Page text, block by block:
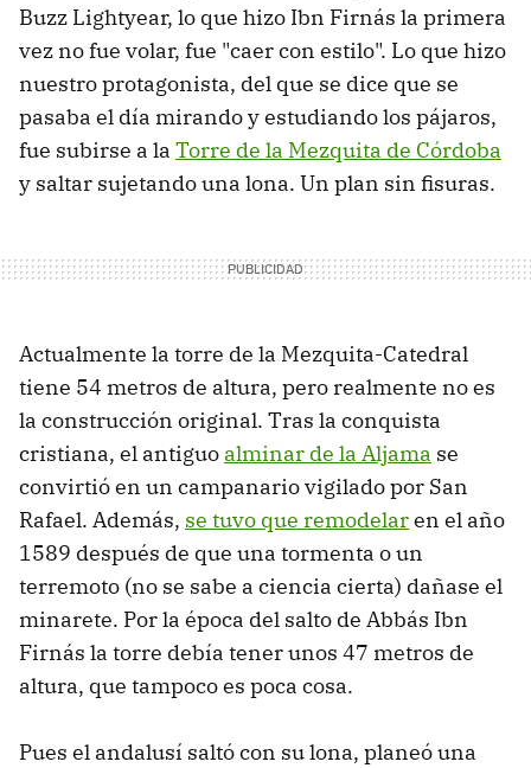
Buzz Lightyear, lo que hizo Ibn Firnás la primera
vez no fue volar, fue "caer con estilo". Lo que hizo
nuestro protagonista, del que se dice que se
pasaba el día mirando y estudiando los pájaros,
fue subirse a la Torre de la Mezquita de Córdoba
y saltar sujetando una lona. Un plan sin fisuras.
Actualmente la torre de la Mezquita-Catedral
tiene 54 metros de altura, pero realmente no es
la construcción original. Tras la conquista
cristiana, el antiguo alminar de la Aljama se
convirtió en un campanario vigilado por San
Rafael. Además, se tuvo que remodelaren el año
1589 después de que una tormenta o un
terremoto (no se sabe a ciencia cierta) dañase el
minarete. Por la época del salto de Abbás Ibn
Firnás la torre debía tener unos 47 metros de
altura, que tampoco es poca cosa.
Pues el andalusí saltó con su lona, planeó una